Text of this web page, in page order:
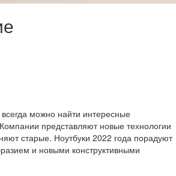
можно найти интересные
представляют новые технологии
старые. Ноутбуки 2022 года порадуют
и новыми конструктивными